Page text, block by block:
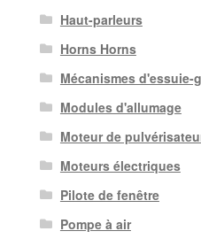
Haut-parleurs
Horns Horns
Mécanismes d'essuie-
Modules d'allumage
Moteur de
Moteurs électriques
Pilote de fenêtre
Pompe à air